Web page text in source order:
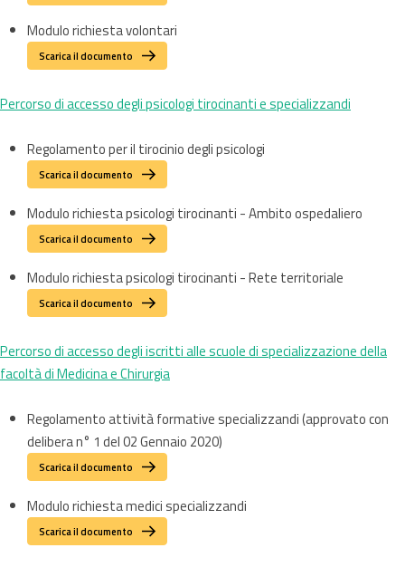
Modulo richiesta volontari
Scarica il documento
Percorso di accesso degli psicologi tirocinanti e specializzandi
Regolamento per il tirocinio degli psicologi
Scarica il documento
Modulo richiesta psicologi tirocinanti - Ambito ospedaliero
Scarica il documento
Modulo richiesta psicologi tirocinanti - Rete territoriale
Scarica il documento
Percorso di accesso degli iscritti alle scuole di specializzazione della
facoltà di Medicina e Chirurgia
Regolamento attività formative specializzandi (approvato con
delibera n° 1 del 02 Gennaio 2020)
Scarica il documento
Modulo richiesta medici specializzandi
Scarica il documento